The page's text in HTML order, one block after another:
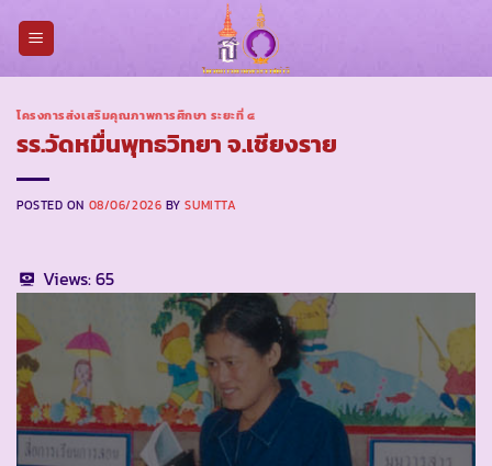
โครงการส่งเสริมคุณภาพการศึกษา ระยะที่ ๔
รร.วัดหมื่นพุทธวิทยา จ.เชียงราย
POSTED ON 08/06/2026 BYSUMITTA
Views:65